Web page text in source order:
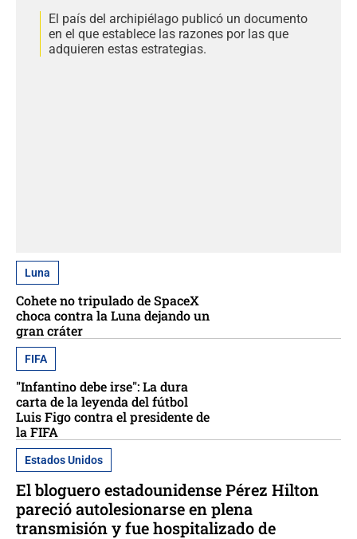
El país del archipiélago publicó un documento
en el que establece las razones por las que
adquieren estas estrategias.
Luna
Cohete no tripulado de SpaceX
choca contra la Luna dejando un
gran cráter
FIFA
"Infantino debe irse": La dura
carta de la leyenda del fútbol
Luis Figo contra el presidente de
la FIFA
Estados Unidos
El bloguero estadounidense Pérez Hilton
pareció autolesionarse en plena
transmisión y fue hospitalizado de